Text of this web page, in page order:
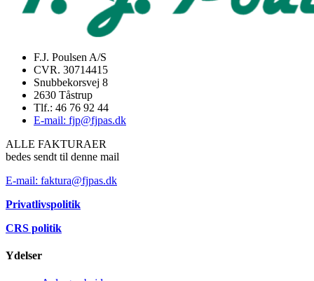
F.J. Poulsen A/S
CVR. 30714415
Snubbekorsvej 8
2630 Tåstrup
Tlf.: 46 76 92 44
E-mail: fjp@fjpas.dk
ALLE FAKTURAER
bedes sendt til denne mail
E-mail: faktura@fjpas.dk
Privatlivspolitik
CRS politik
Ydelser